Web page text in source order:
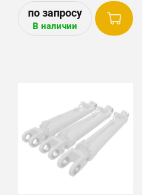
810, 812, 814, 816, 818, 820,
600 series
В наличии